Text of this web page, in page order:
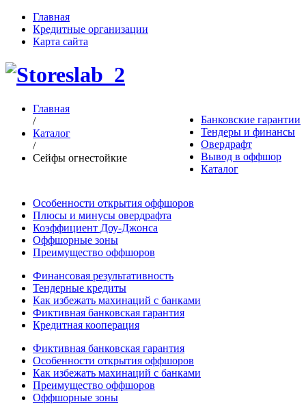
Главная
Кредитные организации
Карта сайта
Банковские гарантии
Тендеры и финансы
Овердрафт
Вывод в оффшор
Каталог
Главная
/
Каталог
/
Сейфы огнестойкие
Особенности открытия оффшоров
Плюсы и минусы овердрафта
Коэффициент Доу-Джонса
Оффшорные зоны
Преимущество оффшоров
Финансовая результативность
Тендерные кредиты
Как избежать махинаций с банками
Фиктивная банковская гарантия
Кредитная кооперация
Фиктивная банковская гарантия
Особенности открытия оффшоров
Как избежать махинаций с банками
Преимущество оффшоров
Оффшорные зоны